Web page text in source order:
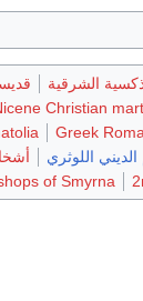
الشرقية
Christian
Greek
اللوثري
of Smyrna